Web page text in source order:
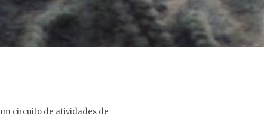
circuito de atividades de